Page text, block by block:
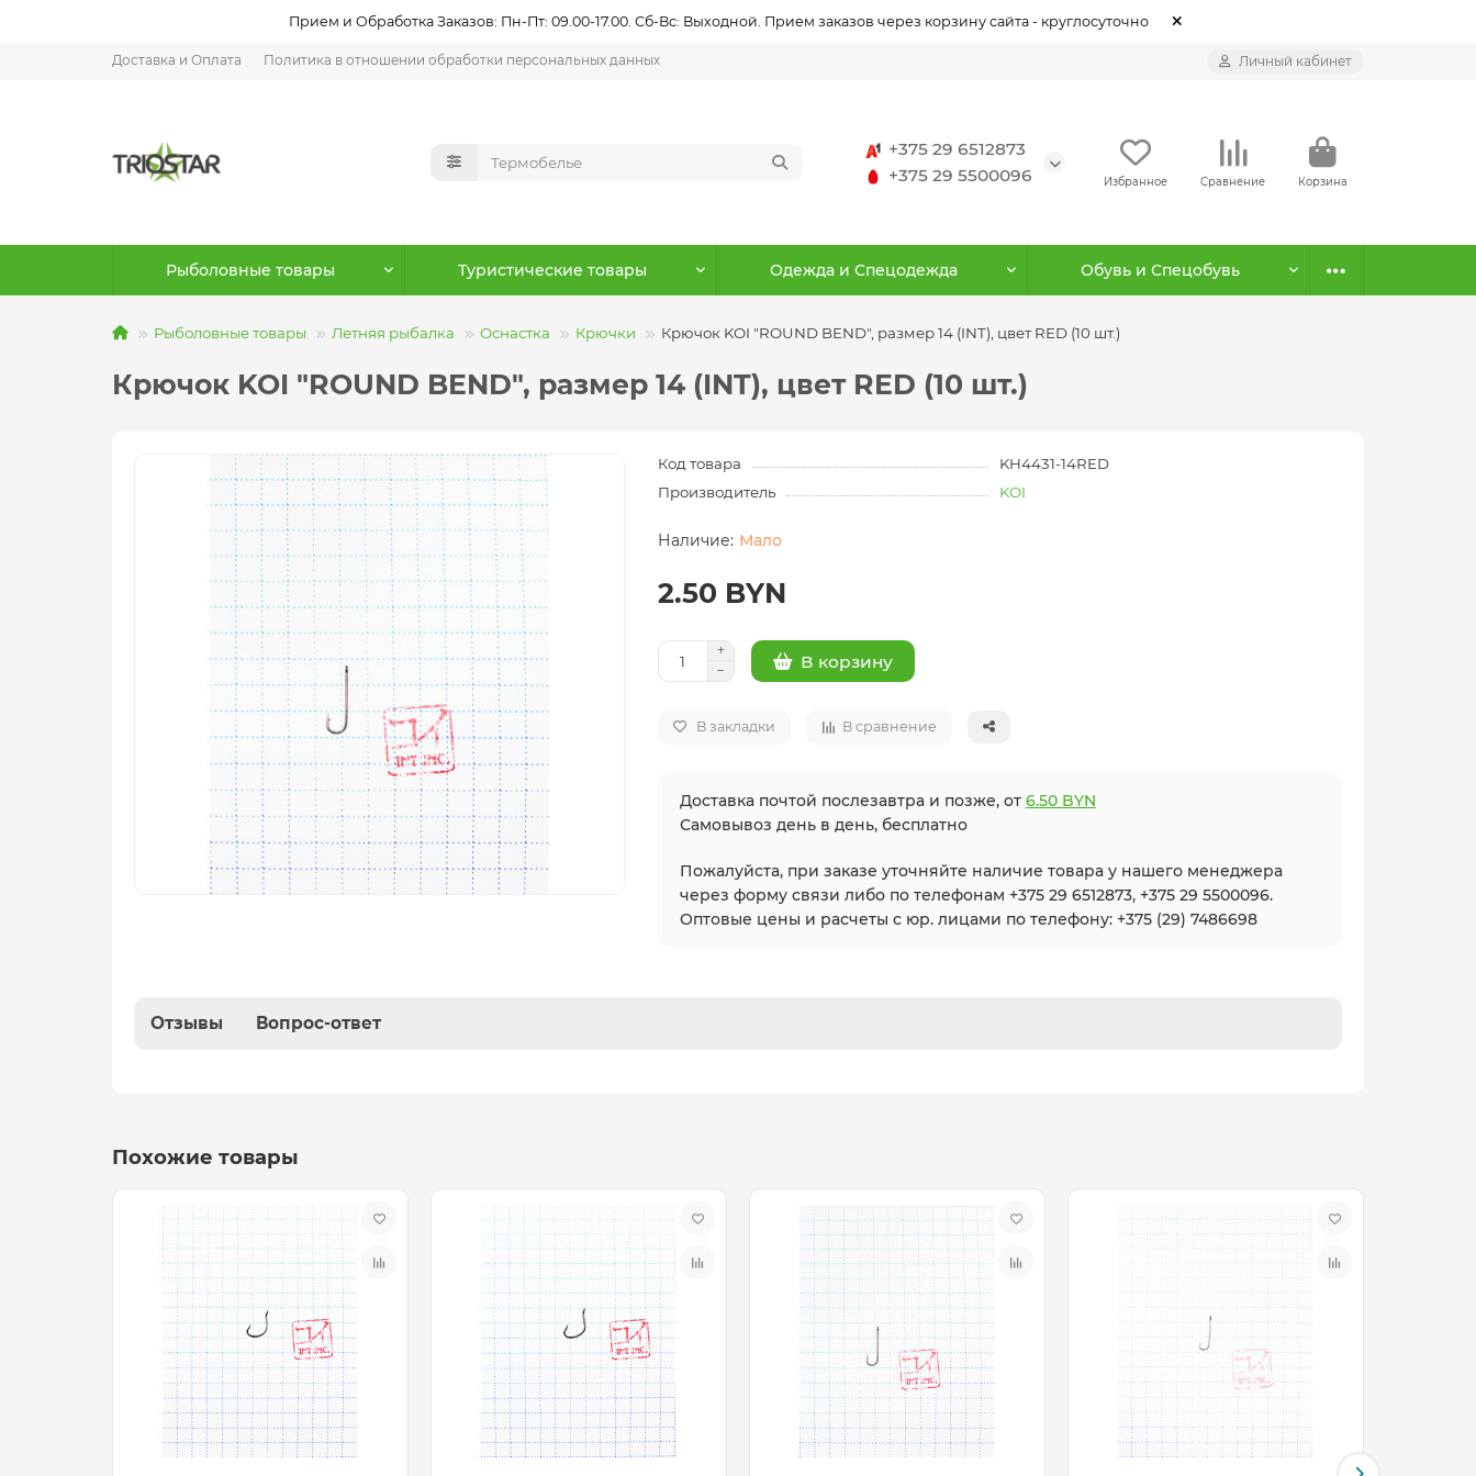
Прием и Обработка Заказов: Пн-Пт: 09.00-17.00. Сб-Вс: Выходной. Прием заказов через корзину сайта - круглосуточно
Доставка и Оплата Политика в отношении обработки персональных данных Личный кабинет
+375 29 6512873
+375 29 5500096
Избранное Сравнение Корзина
Рыболовные товары Туристические товары Одежда и Спецодежда Обувь и Спецобувь
Рыболовные товары Летняя рыбалка Оснастка Крючки Крючок KOI "ROUND BEND", размер 14 (INT), цвет RED (10 шт.)
Крючок KOI "ROUND BEND", размер 14 (INT), цвет RED (10 шт.)
Код товара
KH4431-14RED
Производитель
KOI
Мало
2.50 BYN
В корзину
В закладки В сравнение
Доставка почтой послезавтра и позже, от 6.50 BYN
Самовывоз день в день, бесплатно
Пожалуйста, при заказе уточняйте наличие товара у нашего менеджера
через форму связи либо по телефонам +375 29 6512873, +375 29 5500096.
Оптовые цены и расчеты с юр. лицами по телефону: +375 (29) 7486698
Отзывы Вопрос-ответ
Похожие товары